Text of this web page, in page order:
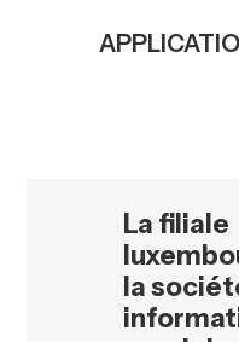
La filiale
la